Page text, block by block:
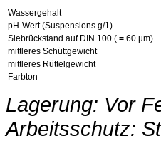
Wassergehalt
pH-Wert (Suspensions g/1)
Siebrückstand auf DIN 100 ( = 60 µm)
mittleres Schüttgewicht
mittleres Rüttelgewicht
Farbton
Lagerung: Vor
Arbeitsschutz: